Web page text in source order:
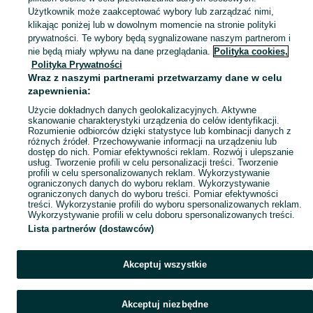
Mapa kategorii
Mapa miejscowości
Mapa ministron
Popularne wyszukiwania
Użytkownik może zaakceptować wybory lub zarządzać nimi,
klikając poniżej lub w dowolnym momencie na stronie polityki
prywatności. Te wybory będą sygnalizowane naszym partnerom i
nie będą miały wpływu na dane przeglądania. Polityka cookies,
Polityka Prywatności
Wraz z naszymi partnerami przetwarzamy dane w celu
zapewnienia:
Użycie dokładnych danych geolokalizacyjnych. Aktywne
skanowanie charakterystyki urządzenia do celów identyfikacji.
Rozumienie odbiorców dzięki statystyce lub kombinacji danych z
różnych źródeł. Przechowywanie informacji na urządzeniu lub
dostęp do nich. Pomiar efektywności reklam. Rozwój i ulepszanie
usług. Tworzenie profili w celu personalizacji treści. Tworzenie
profili w celu spersonalizowanych reklam. Wykorzystywanie
ograniczonych danych do wyboru reklam. Wykorzystywanie
ograniczonych danych do wyboru treści. Pomiar efektywności
treści. Wykorzystanie profili do wyboru spersonalizowanych reklam.
Wykorzystywanie profili w celu doboru spersonalizowanych treści.
Lista partnerów (dostawców)
Akceptuj wszystkie
Akceptuj niezbędne